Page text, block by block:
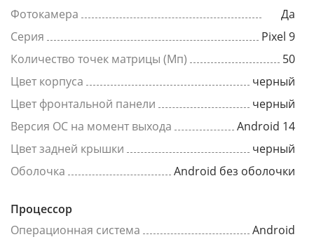
Фотокамера
Да
Серия
Pixel 9
Количество точек матрицы (Мп)
50
Цвет корпуса
черный
Цвет фронтальной панели
черный
Версия ОС на момент выхода
Android 14
Цвет задней крышки
черный
Оболочка
Android без оболочки
Процессор
Операционная система
Android